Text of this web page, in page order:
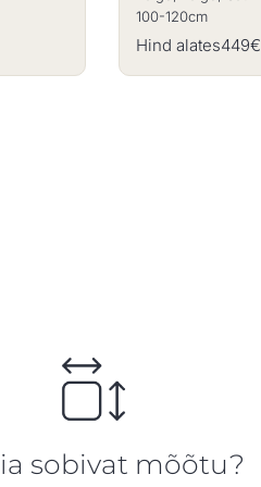
100-120cm
Hind alates449€
sobivat mõõtu?